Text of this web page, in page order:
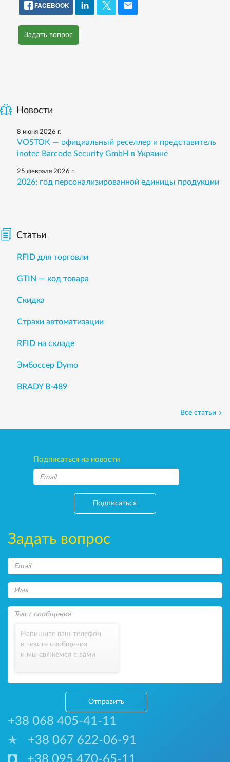
FACEBOOK
Задать вопрос
Новости
8 июня 2026 г.
VOSTOK — официальный реселлер и представитель
inotec Barcode Security GmbH в Украине
25 февраля 2026 г.
2026: год персонализированной единицы продукции
Статьи
RFID для торговли
GTIN — код товара
Скидка
Страхи автоматизации
RFID на складе
Эмбоссер Dymo
BRADY B-489
Все статьи
Подписаться на новости
Подписаться
Задать вопрос
Напишите ваш телефон
в тексте сообщения
и мы свяжемся с вами
Отправить
+38 068 405-41-11
+38 067 622-06-91
+38 095 470-65-11